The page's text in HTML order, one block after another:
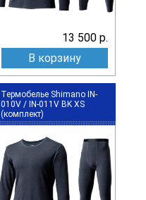
13 500 р.
В корзину
Термобелье Shimano IN-
010V / IN-011V BK XS
(комплект)